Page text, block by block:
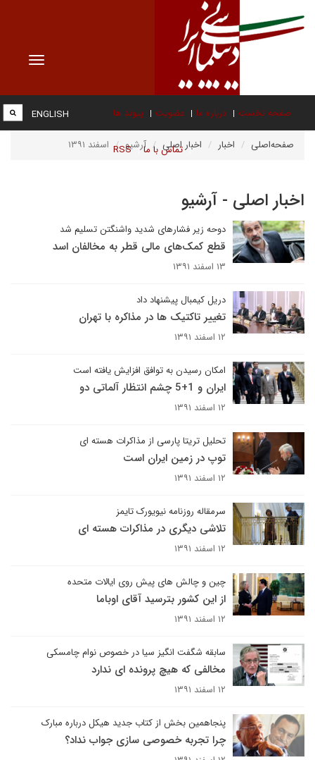
Toggle
صفحه نخست درباره ما عضویت پیوند ها
تماس با ما RSS
ENGLISH
صفحه‌اصلی اخبار اخبار اصلی آرشیو اسفند ۱۳۹۱
اخبار اصلی - آرشیو
دوحه زیر فشارهای شدید واشنگتن تسلیم شد
قطع کمک‌های مالی قطر به مخالفان اسد
۱۳ اسفند ۱۳۹۱
دریل کیمبال پیشنهاد داد
تغییر تاکتیک ها در مذاکره با تهران
۱۲ اسفند ۱۳۹۱
امکان رسیدن به توافق افزایش یافته است
ایران و 1+5 چشم انتظار آلماتی دو
۱۲ اسفند ۱۳۹۱
تحلیل تریتا پارسی از مذاکرات هسته ای
توپ در زمین ایران است
۱۲ اسفند ۱۳۹۱
سرمقاله روزنامه نیویورک تایمز
تلاشی دیگری در مذاکرات هسته ای
۱۲ اسفند ۱۳۹۱
چین و چالش های پیش روی ایالات متحده
از این کشور بترسید آقای اوباما
۱۲ اسفند ۱۳۹۱
سابقه شگفت انگیز سیا در خصوص نوام چامسکی
مخالفی که هیچ پرونده ای ندارد
۱۲ اسفند ۱۳۹۱
پنجاهمین بخش از کتاب جدید هیکل درباره مبارک
چرا تجربه خصوصی سازی جواب نداد؟